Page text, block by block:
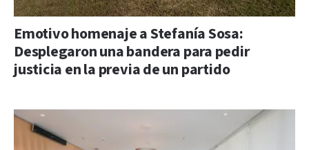
Emotivo homenaje a Stefanía Sosa:
Desplegaron una bandera para pedir
justicia en la previa de un partido